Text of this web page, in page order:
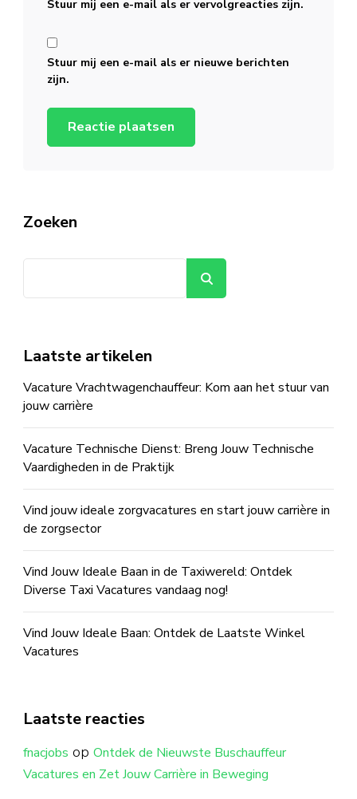
Stuur mij een e-mail als er vervolgreacties zijn.
Stuur mij een e-mail als er nieuwe berichten
zijn.
Zoeken
Laatste artikelen
Vacature Vrachtwagenchauffeur: Kom aan het stuur van
jouw carrière
Vacature Technische Dienst: Breng Jouw Technische
Vaardigheden in de Praktijk
Vind jouw ideale zorgvacatures en start jouw carrière in
de zorgsector
Vind Jouw Ideale Baan in de Taxiwereld: Ontdek
Diverse Taxi Vacatures vandaag nog!
Vind Jouw Ideale Baan: Ontdek de Laatste Winkel
Vacatures
Laatste reacties
fnacjobs op Ontdek de Nieuwste Buschauffeur
Vacatures en Zet Jouw Carrière in Beweging